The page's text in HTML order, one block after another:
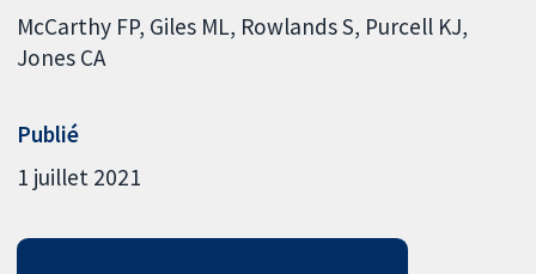
McCarthy FP Giles ML Rowlands S Purcell KJ
Jones CA
Publié
1 juillet 2021